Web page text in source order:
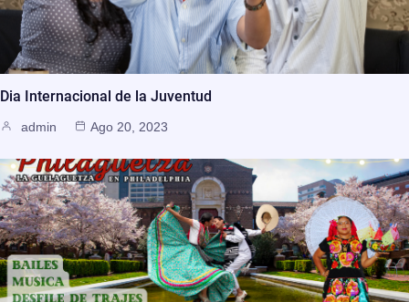
Dia Internacional de la Juventud
admin Ago 20, 2023